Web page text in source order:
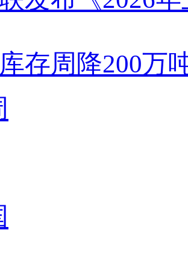
存周降200万